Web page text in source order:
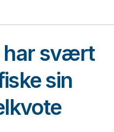
har svært
sin